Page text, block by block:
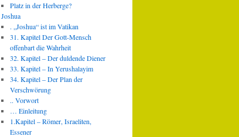
Platz in der Herberge?
Joshua
. „Joshua“ ist im Vatikan
31. Kapitel Der Gott-Mensch
offenbart die Wahrheit
32. Kapitel – Der duldende Diener
33. Kapitel – In Yerushalayim
34. Kapitel – Der Plan der
Verschwörung
.. Vorwort
… Einleitung
1.Kapitel – Römer, Israeliten,
Essener